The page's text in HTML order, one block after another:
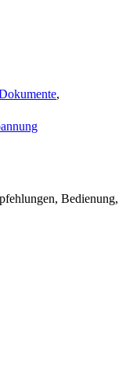
,
Bedienung,